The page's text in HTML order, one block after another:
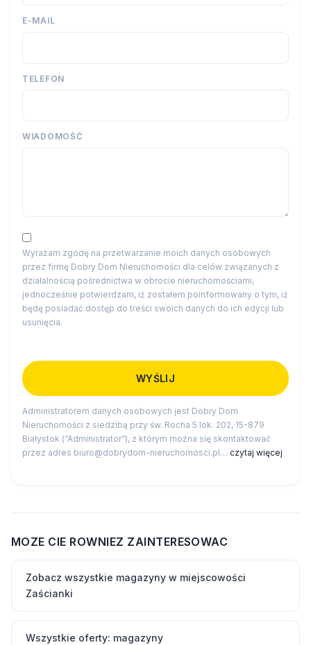
E-MAIL
TELEFON
WIADOMOŚĆ
Wyrażam zgodę na przetwarzanie moich danych osobowych
przez firmę Dobry Dom Nieruchomości dla celów związanych z
działalnością pośrednictwa w obrocie nieruchomościami,
jednocześnie potwierdzam, iż zostałem poinformowany o tym, iż
będę posiadać dostęp do treści swoich danych do ich edycji lub
usunięcia.
Administratorem danych osobowych jest Dobry Dom
Nieruchomości z siedzibą przy św. Rocha 5 lok. 202, 15-879
Białystok (“Administrator”), z którym można się skontaktować
przez adres biuro@dobrydom-nieruchomosci.pl… czytaj więcej
MOZE CIE ROWNIEZ ZAINTERESOWAC
Zobacz wszystkie magazyny w miejscowości
Zaścianki
Wszystkie oferty: magazyny